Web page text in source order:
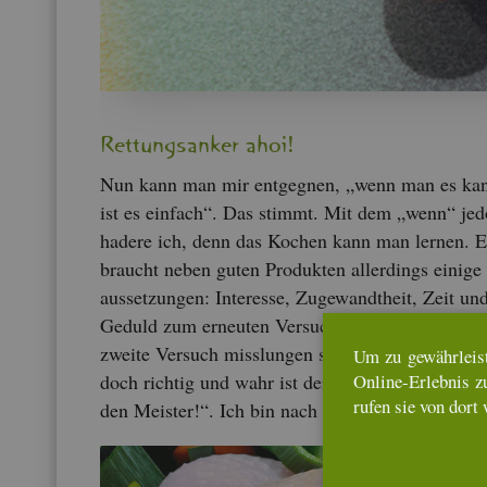
Ret­tungs­an­ker ahoi!
Nun kann man mir ent­geg­nen, „wenn man es
ist es ein­fach“. Das stimmt. Mit dem „wenn“
ha­de­re ich, denn das Ko­chen kann man ler­nen.
braucht neben guten Pro­duk­ten al­ler­dings
aus­set­zun­gen: In­ter­es­se, Zu­ge­wandt­heit, Zeit
Ge­duld zum er­neu­ten Ver­such, falls der erste oder
zwei­te Ver­such miss­lun­gen sein soll­te.
doch rich­tig und wahr ist der Spruch „Übung
den Meis­ter!“. Ich bin nach Jah­ren der Übung
Um zu
On­line-Er­leb­nis
rufen sie von dort